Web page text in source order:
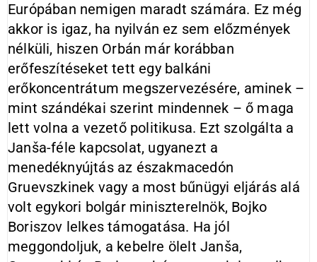
Európában nemigen maradt számára. Ez még
akkor is igaz, ha nyilván ez sem előzmények
nélküli, hiszen Orbán már korábban
erőfeszítéseket tett egy balkáni
erőkoncentrátum megszervezésére, aminek –
mint szándékai szerint mindennek – ő maga
lett volna a vezető politikusa. Ezt szolgálta a
Janša-féle kapcsolat, ugyanezt a
menedéknyújtás az északmacedón
Gruevszkinek vagy a most bűnügyi eljárás alá
volt egykori bolgár miniszterelnök, Bojko
Boriszov lelkes támogatása. Ha jól
meggondoljuk, a kebelre ölelt Janša,